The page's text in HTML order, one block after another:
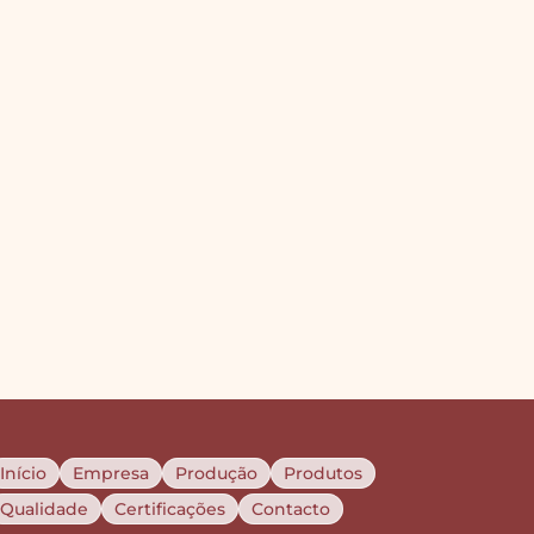
Início Empresa Produção
Produtos
Qualidade
Certificações Contacto